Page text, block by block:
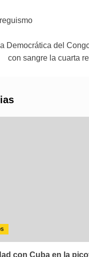
Democrática del
con sangre la cuarta
con Cuba en la